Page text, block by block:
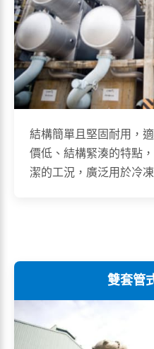
結構簡單且堅固耐用，
價低、結構緊湊的特點
潔的工況，廣泛用於冷
雙套管